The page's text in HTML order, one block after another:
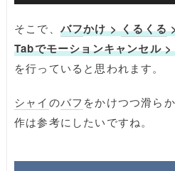
そこで、 バフかけ >くるくる
Tabでモーションキャンセル
を行っていると思われます。
シャイのバフ をかけつつ滑ら
作は参考にしたいですね。